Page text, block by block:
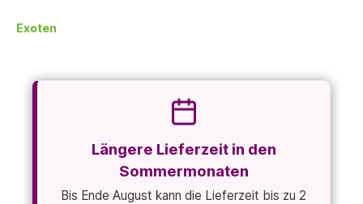
Exoten
Längere Lieferzeit in den
Sommermonaten
Bis Ende August kann die Lieferzeit bis zu 2